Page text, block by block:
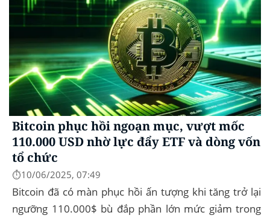
Bitcoin phục hồi ngoạn mục, vượt mốc
110.000 USD nhờ lực đẩy ETF và dòng vốn
tổ chức
⏱️10/06/2025, 07:49
Bitcoin đã có màn phục hồi ấn tượng khi tăng trở lại
ngưỡng 110.000$ bù đắp phần lớn mức giảm trong